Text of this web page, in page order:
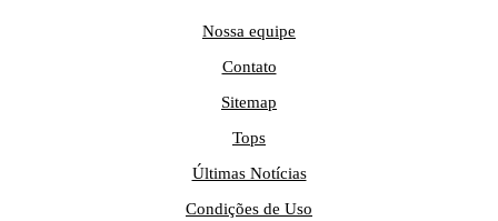
Nossa equipe
Contato
Sitemap
Tops
Últimas Notícias
Condições de Uso